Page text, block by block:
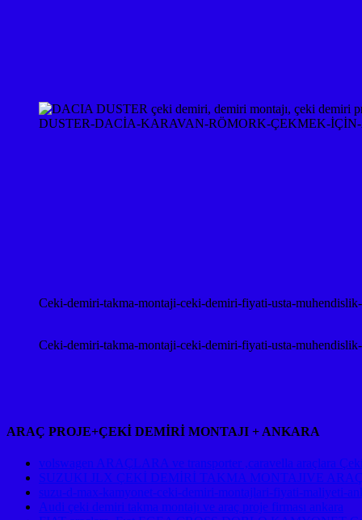
DUSTER-DACİA-KARAVAN-RÖMORK-ÇEKMEK-
Ceki-demiri-takma-montaji-ceki-demiri-fiyati-usta-
Ceki-demiri-takma-montaji-ceki-demiri-fiyati-usta-
ARAÇ PROJE+ÇEKİ DEMİRİ MONTAJI + ANKARA
volswagen ARAÇLARA ve transporter ,caravella araçlara
SUZUKI JLX ÇEKİ DEMİRİ TAKMA MONTAJIVE
suzu-d-max-kamyonet-ceki-demiri-montajlari-fiyati-maliyeti-
Audi çeki demiri takma montajı ve araç proje firması ankara